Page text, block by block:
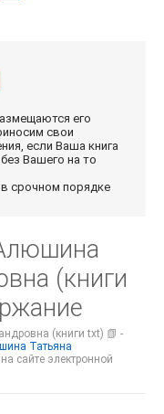
его
свои
если Ваша книга
Вашего на то
срочном порядке
(книги
(книги txt) 📗 -
Татьяна
сайте электронной